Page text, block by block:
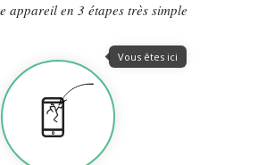
appareil en 3 étapes très simple
Vous êtes ici